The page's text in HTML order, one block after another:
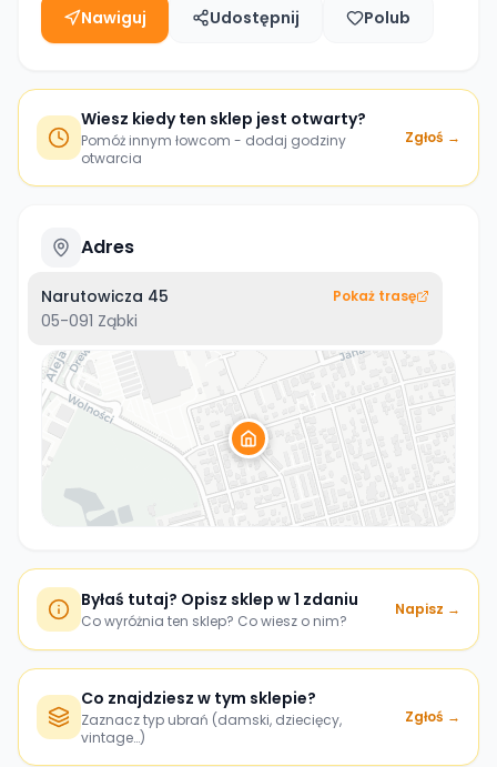
Nawiguj Udostępnij Polub
Wiesz kiedy ten sklep jest otwarty?
Pomóż innym łowcom - dodaj godziny
otwarcia
Zgłoś →
Adres
Narutowicza 45
05-091 Ząbki
Pokaż trasę
Byłaś tutaj? Opisz sklep w 1 zdaniu
Co wyróżnia ten sklep? Co wiesz o nim?
Napisz →
Co znajdziesz w tym sklepie?
Zaznacz typ ubrań (damski, dziecięcy,
vintage…)
Zgłoś →